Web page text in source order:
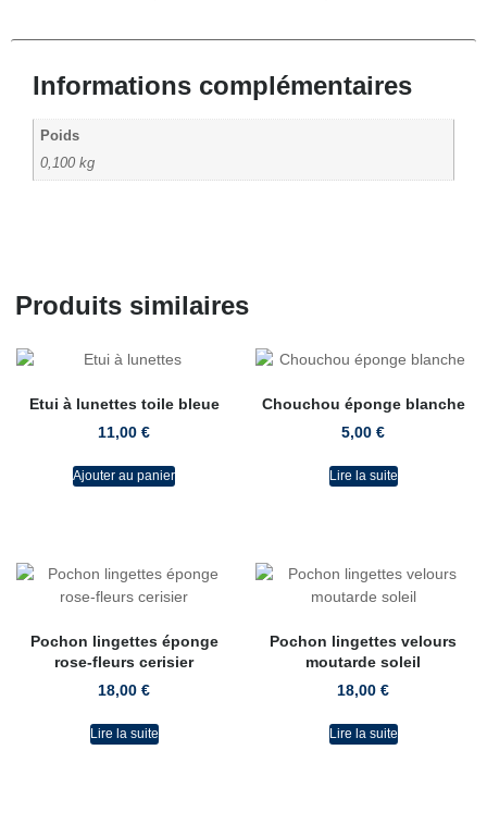
Informations complémentaires
Poids
0,100 kg
Produits similaires
Etui à lunettes toile bleue
11,00 €
Ajouter au panier
Chouchou éponge blanche
5,00 €
Lire la suite
Pochon lingettes éponge
rose-fleurs cerisier
18,00 €
Lire la suite
Pochon lingettes velours
moutarde soleil
18,00 €
Lire la suite